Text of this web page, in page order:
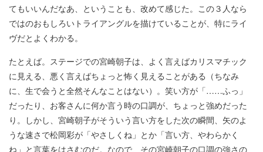
てもいいんだなあ、ということも、改めて感じた。この３人なら
ではのおもしろいトライアングルを描けていることが、特にライ
ヴだとよくわかる。
たとえば。ステージでの宮崎朝子は、よく言えばカリスマチック
に見える、悪く言えばちょっと怖く見えることがある（ちなみ
に、生で会うと全然そんなことはない）。笑い方が「……ふっ」
だったり、お客さんに何か言う時の口調が、ちょっと強めだった
り。しかし、宮崎朝子がそういう言い方をした次の瞬間、矢のよ
うな速さで松岡彩が「やさしくね」とか「言い方、やわらかく
ね」と言葉をはさむのだ。なので、その宮崎朝子の口調の強さの